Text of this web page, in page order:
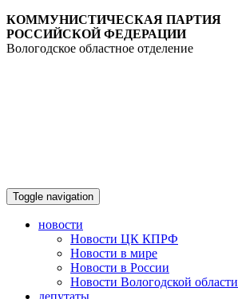
КОММУНИСТИЧЕСКАЯ ПАРТИЯ
РОССИЙСКОЙ ФЕДЕРАЦИИ
Вологодское областное отделение
Toggle navigation
новости
Новости ЦК КПРФ
Новости в мире
Новости в России
Новости Вологодской области
депутаты